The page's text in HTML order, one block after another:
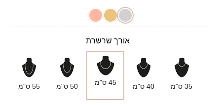
אורך שרשרת
35 ס"מ 40 ס"מ 45 ס"מ 50 ס"מ 55 ס"מ